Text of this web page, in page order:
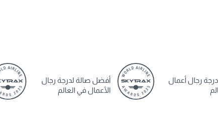
رجال أعمال
أفضل صالة لدرجة رجال
الأعمال في العالم